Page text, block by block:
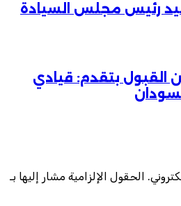
رئيس مجلس السيادة
القبول بتقدم: قيادي
الحقول الإلزامية مشار إليها بـ